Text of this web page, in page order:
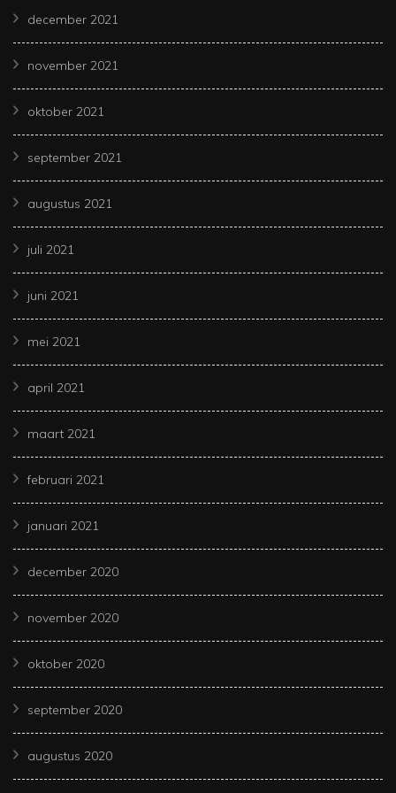
december 2021
november 2021
oktober 2021
september 2021
augustus 2021
juli 2021
juni 2021
mei 2021
april 2021
maart 2021
februari 2021
januari 2021
december 2020
november 2020
oktober 2020
september 2020
augustus 2020